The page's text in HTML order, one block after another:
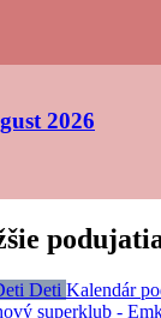
2026
Deti Kalendár